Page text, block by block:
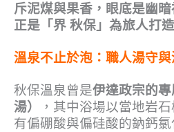
斥泥煤與果香，眼底是幽
正是「界 秋保」為旅人打
溫泉不止於泡：職人湯守
秋保溫泉曾是伊達政宗的
湯）
，其中浴場以當地岩
有偏硼酸與偏硅酸的鈉鈣